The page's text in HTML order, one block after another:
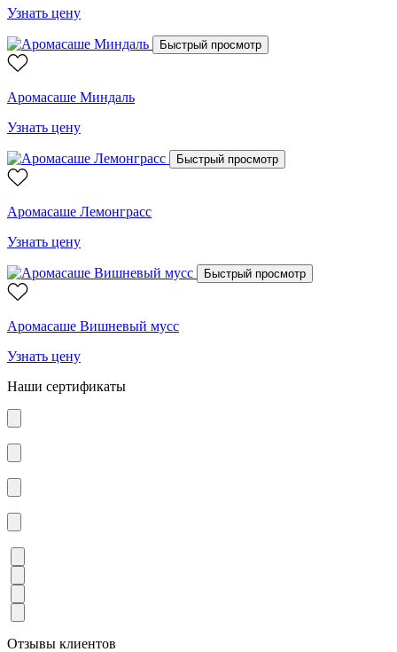
Узнать цену
Быстрый просмотр
Аромасаше Миндаль
Узнать цену
Быстрый просмотр
Аромасаше Лемонграсс
Узнать цену
Быстрый просмотр
Аромасаше Вишневый мусс
Узнать цену
Наши сертификаты
Отзывы клиентов